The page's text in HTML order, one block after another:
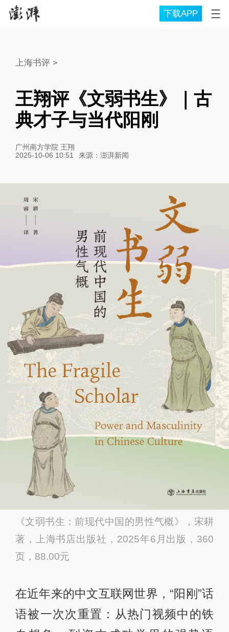
下载APP
上海书评>
王翔评《文弱书生》｜古
典才子与当代阳刚
广州南方学院 王翔
2025-10-06 10:51
来源： 澎湃新闻
《文弱书生：前现代中国的男性气概》，宋耕
著，上海书店出版社，2025年6月出版，360
页，88.00元
在近年来的中文互联网世界，“阳刚”话
语被一次次重置：从热门视频中的铁